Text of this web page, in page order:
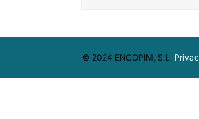
© 2024 ENCOPIM, S.L.